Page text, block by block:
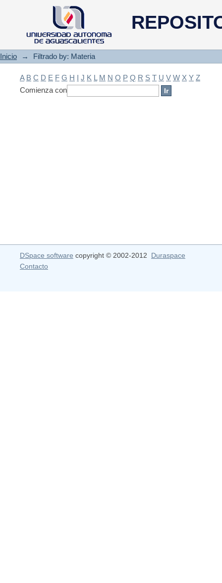
Filtrado by: Materia
Inicio → Filtrado by: Materia
A B C D E F G H I J K L M N O P Q R S T U V W X Y Z
Comienza con
DSpace software copyright © 2002-2012 Duraspace
Contacto